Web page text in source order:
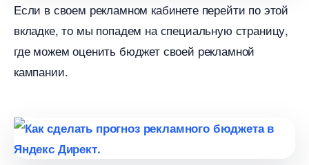
Если в своем рекламном кабинете перейти по этой
кладке, то мы попадем на специальную страницу,
де можем оценить бюджет своей рекламной
кампании.